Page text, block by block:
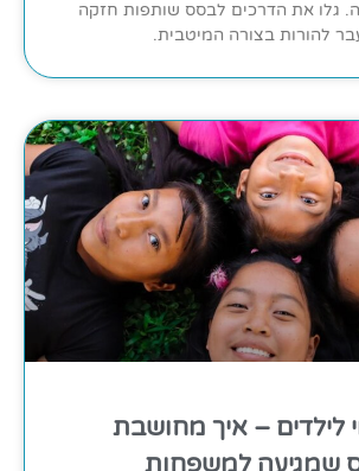
גלו את הדרכים לבסס שותפות חזקה
להורות בצורה המיטבית.
לילדים – איך מחושבת
שמגיעה למשפחות